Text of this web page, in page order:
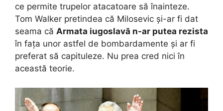
ce permite trupelor atacatoare să înainteze.
Tom Walker pretindea că Milosevic și-ar fi dat
seama că Armata iugoslavă n-ar putea rezista
în fața unor astfel de bombardamente și ar fi
preferat să capituleze. Nu prea cred nici în
această teorie.